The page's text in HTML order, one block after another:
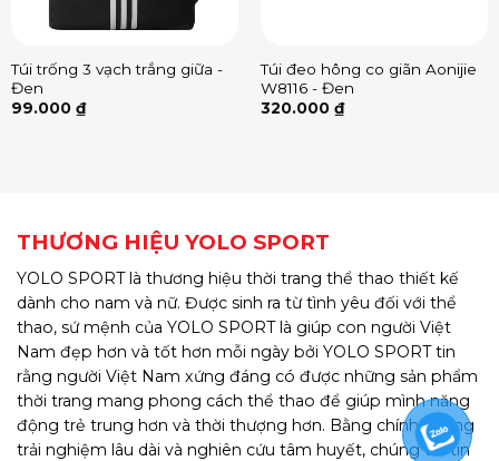
Túi trống 3 vạch trắng giữa -
Đen
99.000 ₫
Túi đeo hông co giãn Aonijie
W8116 - Đen
320.000 ₫
THƯƠNG HIỆU YOLO SPORT
YOLO SPORT là thương hiệu thời trang thể thao thiết kế
dành cho nam và nữ. Được sinh ra từ tình yêu đối với thể
thao, sứ mệnh của YOLO SPORT là giúp con người Việt
Nam đẹp hơn và tốt hơn mỗi ngày bởi YOLO SPORT tin
rằng người Việt Nam xứng đáng có được những sản phẩm
thời trang mang phong cách thể thao để giúp mình năng
động trẻ trung hơn và thời thượng hơn. Bằng chính những
trải nghiệm lâu dài và nghiên cứu tâm huyết, chúng tôi tin